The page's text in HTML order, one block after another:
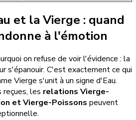
et la Vierge : quand
à l'émotion
on refuse de voir l'évidence : la
s'épanouir. C'est exactement ce qui
Vierge s'unit à un signe d'Eau.
reçues, les relations Vierge-
et Vierge-Poissons peuvent